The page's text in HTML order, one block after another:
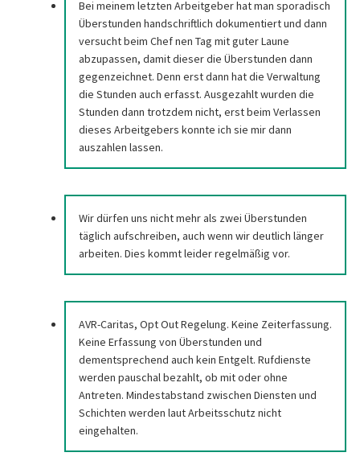
Bei meinem letzten Arbeitgeber hat man sporadisch
Überstunden handschriftlich dokumentiert und dann
versucht beim Chef nen Tag mit guter Laune
abzupassen, damit dieser die Überstunden dann
gegenzeichnet. Denn erst dann hat die Verwaltung
die Stunden auch erfasst. Ausgezahlt wurden die
Stunden dann trotzdem nicht, erst beim Verlassen
dieses Arbeitgebers konnte ich sie mir dann
auszahlen lassen.
Wir dürfen uns nicht mehr als zwei Überstunden
täglich aufschreiben, auch wenn wir deutlich länger
arbeiten. Dies kommt leider regelmäßig vor.
AVR-Caritas, Opt Out Regelung. Keine Zeiterfassung.
Keine Erfassung von Überstunden und
dementsprechend auch kein Entgelt. Rufdienste
werden pauschal bezahlt, ob mit oder ohne
Antreten. Mindestabstand zwischen Diensten und
Schichten werden laut Arbeitsschutz nicht
eingehalten.